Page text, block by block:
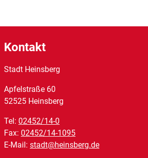
Kontakt
Stadt Heinsberg
Apfelstraße 60
52525 Heinsberg
Tel: 02452/14-0
Fax: 02452/14-1095
E-Mail: stadt@heinsberg.de